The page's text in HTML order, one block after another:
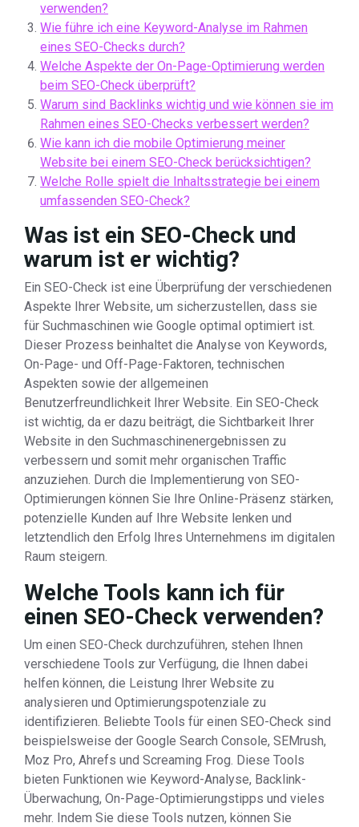
verwenden?
Wie führe ich eine Keyword-Analyse im Rahmen
eines SEO-Checks durch?
Welche Aspekte der On-Page-Optimierung werden
beim SEO-Check überprüft?
Warum sind Backlinks wichtig und wie können sie im
Rahmen eines SEO-Checks verbessert werden?
Wie kann ich die mobile Optimierung meiner
Website bei einem SEO-Check berücksichtigen?
Welche Rolle spielt die Inhaltsstrategie bei einem
umfassenden SEO-Check?
Was ist ein SEO-Check und
warum ist er wichtig?
Ein SEO-Check ist eine Überprüfung der verschiedenen
Aspekte Ihrer Website, um sicherzustellen, dass sie
für Suchmaschinen wie Google optimal optimiert ist.
Dieser Prozess beinhaltet die Analyse von Keywords,
On-Page- und Off-Page-Faktoren, technischen
Aspekten sowie der allgemeinen
Benutzerfreundlichkeit Ihrer Website. Ein SEO-Check
ist wichtig, da er dazu beiträgt, die Sichtbarkeit Ihrer
Website in den Suchmaschinenergebnissen zu
verbessern und somit mehr organischen Traffic
anzuziehen. Durch die Implementierung von SEO-
Optimierungen können Sie Ihre Online-Präsenz stärken,
potenzielle Kunden auf Ihre Website lenken und
letztendlich den Erfolg Ihres Unternehmens im digitalen
Raum steigern.
Welche Tools kann ich für
einen SEO-Check verwenden?
Um einen SEO-Check durchzuführen, stehen Ihnen
verschiedene Tools zur Verfügung, die Ihnen dabei
helfen können, die Leistung Ihrer Website zu
analysieren und Optimierungspotenziale zu
identifizieren. Beliebte Tools für einen SEO-Check sind
beispielsweise der Google Search Console, SEMrush,
Moz Pro, Ahrefs und Screaming Frog. Diese Tools
bieten Funktionen wie Keyword-Analyse, Backlink-
Überwachung, On-Page-Optimierungstipps und vieles
mehr. Indem Sie diese Tools nutzen, können Sie